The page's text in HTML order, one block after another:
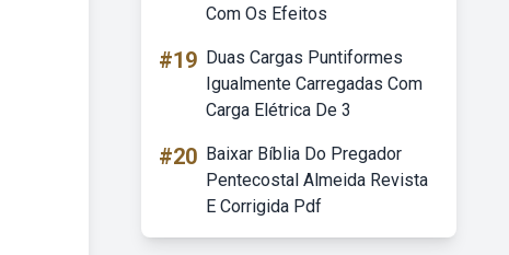
Com Os Efeitos
#19 Duas Cargas Puntiformes
Igualmente Carregadas Com
Carga Elétrica De 3
#20 Baixar Bíblia Do Pregador
Pentecostal Almeida Revista
E Corrigida Pdf